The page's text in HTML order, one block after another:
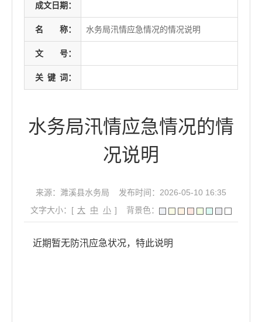
成文日期：
名 称： 水务局汛情应急情况的情况说明
文 号：
关 键 词：
水务局汛情应急情况的情
况说明
来源：濉溪县水务局
发布时间：2026-05-10 16:35
文字大小：[ 大 中 小 ] 背景色：
近期暂无防汛应急状况，特此说明